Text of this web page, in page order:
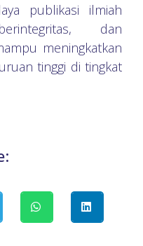
publikasi ilmiah
dan
meningkatkan
tinggi di tingkat